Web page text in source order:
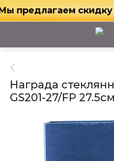
предлагаем скидку
Награда
GS201-27/FP